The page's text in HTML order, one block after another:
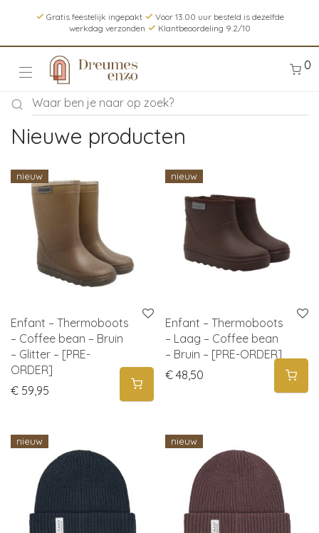
Gratis feestelijk ingepakt
Voor 13.00 uur besteld is dezelfde
werkdag verzonden
Klantbeoordeling 9.2/10
0
Nieuwe producten
nieuw
Enfant – Thermoboots
– Coffee bean – Bruin
– Glitter – [PRE-
ORDER]
€ 59,95
nieuw
Enfant – Thermoboots
– Laag – Coffee bean
– Bruin – [PRE-ORDER]
€ 48,50
nieuw nieuw